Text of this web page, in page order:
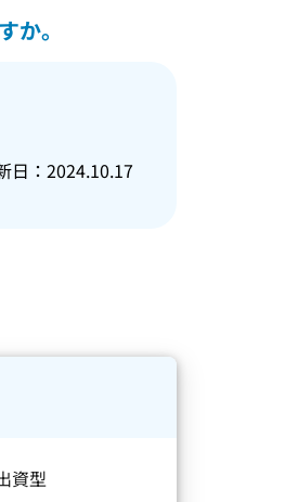
。
日：2024.10.17
資型